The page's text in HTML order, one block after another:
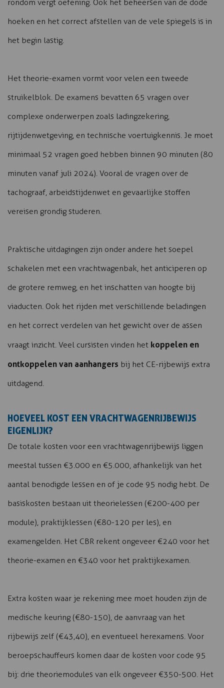
rondom vergt oefening. Ook het beheersen van de dode
hoeken en het correct afstellen van de vele spiegels is in
het begin lastig.
Het theorie-examen vormt voor velen een tweede
struikelblok. De examens bevatten 65 vragen over
complexe onderwerpen zoals ladingzekering,
rijtijdenwetgeving, en technische voertuigkennis. Je moet
minimaal 52 vragen goed hebben binnen 90 minuten (80
minuten vanaf juli 2024). Vooral de vragen over de
tachograaf, arbeidstijdenwet en gevaarlijke stoffen
vereisen grondig studeren.
Praktische uitdagingen zijn onder andere het soepel
schakelen met een vrachtwagenbak, het anticiperen op
de grotere remweg, en het inschatten van hoogte bij
viaducten. Ook het rijden met verschillende beladingen
en het correct verdelen van het gewicht over de assen
vraagt inzicht. Veel cursisten vinden het koppelen en
ontkoppelen van aanhangers bij het CE-rijbewijs extra
uitdagend.
HOEVEEL KOST EEN VRACHTWAGENRIJBEWIJS
EIGENLIJK?
De totale kosten voor een vrachtwagenrijbewijs liggen
meestal tussen €3.000 en €5.000, afhankelijk van het
aantal benodigde lessen en of je code 95 nodig hebt. De
basiskosten bestaan uit theorielessen (€200-400 per
module), praktijklessen (€80-120 per les), en
examengelden. Het CBR rekent ongeveer €240 voor het
theorie-examen en €340 voor het praktijkexamen.
Extra kosten waar je rekening mee moet houden zijn de
medische keuring (€80-150), de aanvraag van het
rijbewijs zelf (€43,40), en eventueel herexamens. Voor
beroepschauffeurs komen daar de kosten voor code 95
bij: drie theoriemodules van elk ongeveer €350-500. Het